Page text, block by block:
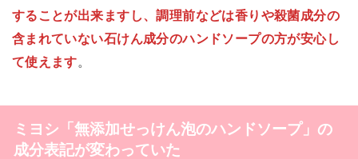
することが出来ますし、調理前などは香りや殺菌成分の
含まれていない石けん成分のハンドソープの方が安心し
て使えます。
ミヨシ「無添加せっけん泡のハンドソープ」の
成分表記が変わっていた